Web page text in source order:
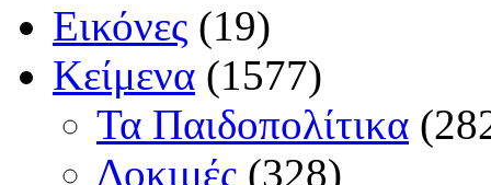
Εικόνες (19)
Κείμενα (1577)
Τα Παιδοπολίτικα
Δοκιμές (328)